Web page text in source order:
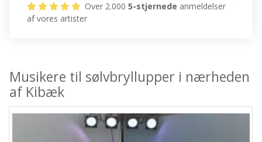
Over 2.0005-stjernede anmeldelser
af vores artister
Musikere til sølvbryllupper i nærheden
af Kibæk